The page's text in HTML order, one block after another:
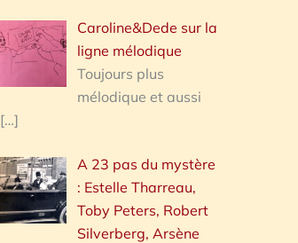
Caroline&Dede sur la
ligne mélodique
Toujours plus
mélodique et aussi
[…]
A 23 pas du mystère
: Estelle Tharreau,
Toby Peters, Robert
Silverberg, Arsène